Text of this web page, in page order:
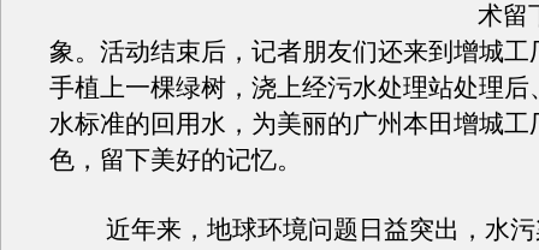
术留
象。活动结束后，记者朋友们还来到增城工
手植上一棵绿树，浇上经污水处理站处理后
水标准的回用水，为美丽的广州本田增城工
色，留下美好的记忆。
近年来，地球环境问题日益突出，水污